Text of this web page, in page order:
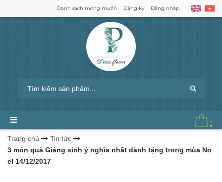
Danh sách mong muốn Đăng ký Đăng nhập
-
Trang chủ
Tin tức
3 món quà Giáng sinh ý nghĩa nhất dành tặng trong mùa No
el 14/12/2017